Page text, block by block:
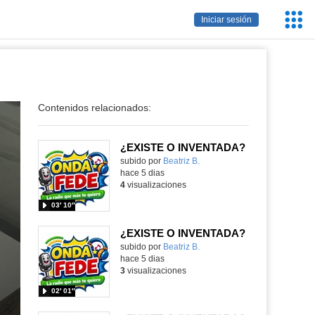
Iniciar sesión
Contenidos relacionados:
¿EXISTE O INVENTADA?
Contenido educativo.
subido por Beatriz B.
03′ 10″
hace 5 dias
4visualizaciones
¿EXISTE O INVENTADA?
Contenido educativo.
subido por Beatriz B.
02′ 01″
hace 5 dias
3visualizaciones